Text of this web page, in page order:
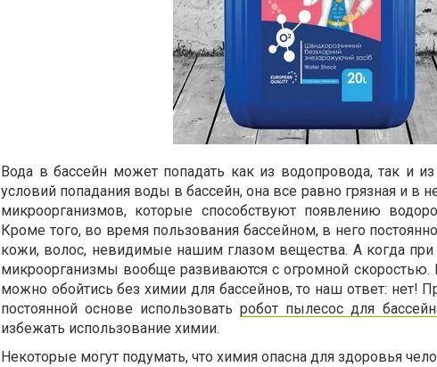
Вода в бассейн может попадать как из водопровода, так и
условий попадания воды в бассейн, она все равно грязная и в
микроорганизмов, которые способствуют появлению
Кроме того, во время пользования бассейном, в него
кожи, волос, невидимые нашим глазом вещества. А когда при
микроорганизмы вообще развиваются с огромной скоростью.
можно обойтись без химии для бассейнов, то наш ответ: нет!
постоянной основе использоватьробот пылесос для
избежать использование химии.
Некоторые могут подумать, что химия опасна для здоровья